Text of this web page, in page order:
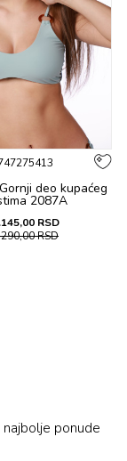
deo kupaćeg
2087A
RSD
RSD
ponude